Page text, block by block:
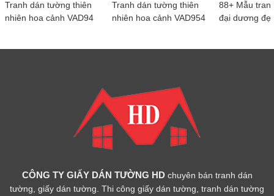
Tranh dán tường thiên
nhiên hoa cảnh VAD94
Tranh dán tường thiên
nhiên hoa cảnh VAD954
88+ Mẫu
đại dương
CÔNG TY GIẤY DÁN TƯỜNG HD chuyên bán tranh dán
tường, giấy dán tường. Thi công giấy dán tường, tranh dán tường